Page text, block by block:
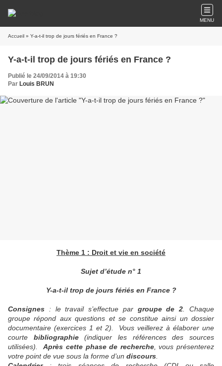
MENU
Accueil » Y-a-t-il trop de jours fériés en France ?
Y-a-t-il trop de jours fériés en France ?
Publié le 24/09/2014 à 19:30
Par Louis BRUN
Thème 1 : Droit et vie en société
Sujet d’étude n° 1
Y-a-t-il trop de jours fériés en France ?
Consignes : le travail s’effectue par groupe de 2 . Chaque
groupe répond aux questions et se constitue ainsi un dossier
documentaire (exercices 1 et 2). Vous veillerez à élaborer une
courte bibliographie(indiquer les références des sources
utilisées).Après cette phase de recherche, vous présenterez
votre point de vue sous la forme d’un discours